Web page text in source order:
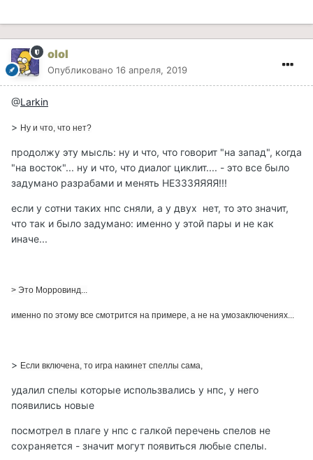
olol
Опубликовано 16 апреля, 2019
@Larkin
> Ну и что, что нет?
продолжу эту мысль: ну и что, что говорит "на запад", когда
"на восток"... ну и что, что диалог циклит.... - это все было
задумано разрабами и менять НЕЗЗЗЯЯЯЯ!!!
если у сотни таких нпс сняли, а у двух нет, то это значит,
что так и было задумано: именно у этой пары и не как
иначе...
> Это Морровинд...
именно по этому все смотрится на примере, а не на умозаключениях...
> Если включена, то игра накинет спеллы сама,
удалил спелы которые использвались у нпс, у него
появились новые
посмотрел в плаге у нпс с галкой перечень спелов не
сохраняется - значит могут появиться любые спелы.